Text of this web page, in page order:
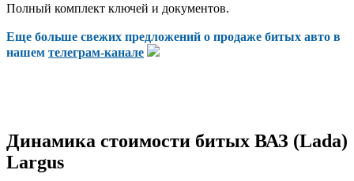
Полный комплект ключей и документов.
Еще больше свежих предложений о продаже битых авто в
нашем телеграм-канале
Динамика стоимости битых ВАЗ (Lada)
Largus